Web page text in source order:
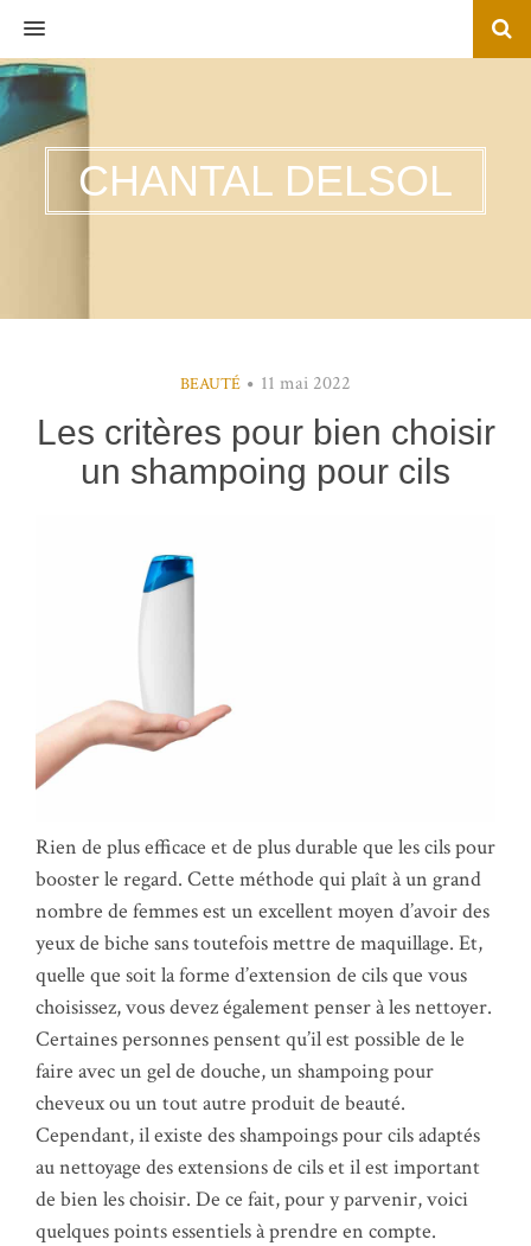
MENU
CHANTAL DELSOL
BEAUTÉ 11 mai 2022
Les critères pour bien choisir
un shampoing pour cils
Rien de plus efficace et de plus durable que les cils pour
booster le regard. Cette méthode qui plaît à un grand
nombre de femmes est un excellent moyen d’avoir des
yeux de biche sans toutefois mettre de maquillage. Et,
quelle que soit la forme d’extension de cils que vous
choisissez, vous devez également penser à les nettoyer.
Certaines personnes pensent qu’il est possible de le
faire avec un gel de douche, un shampoing pour
cheveux ou un tout autre produit de beauté.
Cependant, il existe des shampoings pour cils adaptés
au nettoyage des extensions de cils et il est important
de bien les choisir. De ce fait, pour y parvenir, voici
quelques points essentiels à prendre en compte.